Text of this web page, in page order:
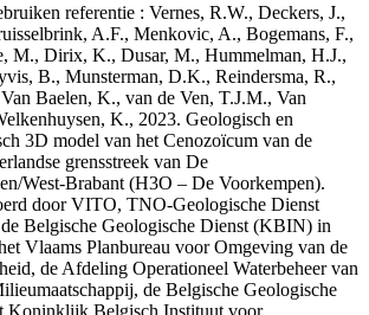
referentie : Vernes, R.W., Deckers, J.,
A.F., Menkovic, A., Bogemans, F.,
M., Dirix, K., Dusar, M., Hummelman, H.J.,
B., Munsterman, D.K., Reindersma, R.,
Baelen, K., van de Ven, T.J.M., Van
K., 2023. Geologisch en
3D model van het Cenozoïcum van de
grensstreek van De
West-Brabant (H3O – De Voorkempen).
door VITO, TNO-Geologische Dienst
Belgische Geologische Dienst (KBIN) in
Vlaams Planbureau voor Omgeving van de
de Afdeling Operationeel Waterbeheer van
de Belgische Geologische
Koninklijk Belgisch Instituut voor